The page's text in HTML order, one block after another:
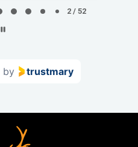
2 / 52
by trustmary